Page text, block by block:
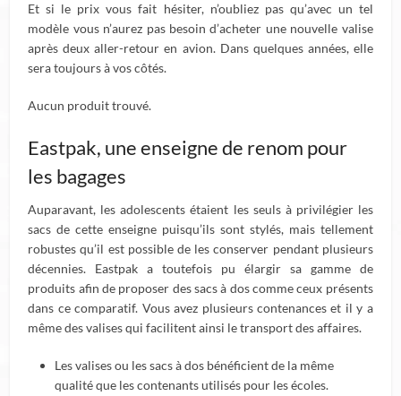
Et si le prix vous fait hésiter, n’oubliez pas qu’avec un tel
modèle vous n’aurez pas besoin d’acheter une nouvelle valise
après deux aller-retour en avion. Dans quelques années, elle
sera toujours à vos côtés.
Aucun produit trouvé.
Eastpak, une enseigne de renom pour
les bagages
Auparavant, les adolescents étaient les seuls à privilégier les
sacs de cette enseigne puisqu’ils sont stylés, mais tellement
robustes qu’il est possible de les conserver pendant plusieurs
décennies. Eastpak a toutefois pu élargir sa gamme de
produits afin de proposer des sacs à dos comme ceux présents
dans ce comparatif. Vous avez plusieurs contenances et il y a
même des valises qui facilitent ainsi le transport des affaires.
Les valises ou les sacs à dos bénéficient de la même
qualité que les contenants utilisés pour les écoles.